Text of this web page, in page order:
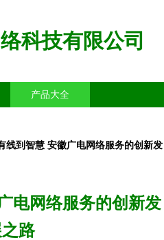
科技有限公司
产品大全
线到智慧 安徽广电网络服务的创新发
电网络服务的创新发
路